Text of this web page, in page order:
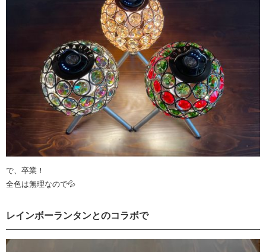
で、卒業！
全色は無理なので💦
レインボーランタンとのコラボで